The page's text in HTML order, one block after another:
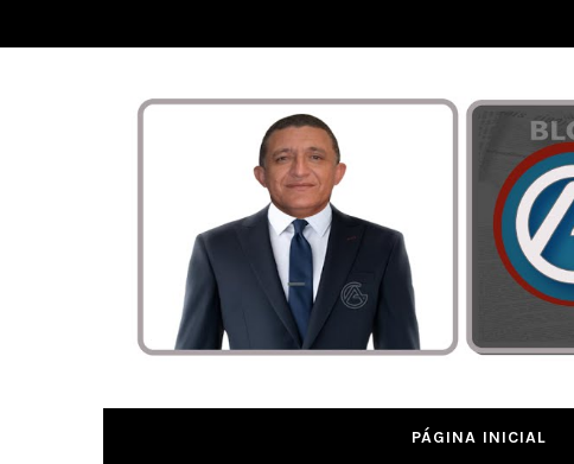
PÁGINA INICIAL